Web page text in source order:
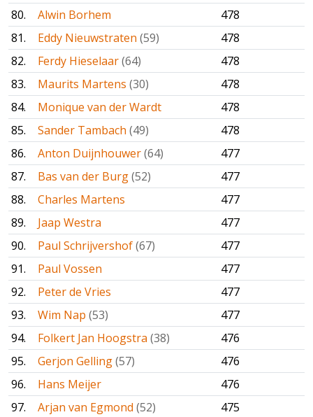
80. Alwin Borhem
478
81.
Eddy Nieuwstraten (59)
478
82.
Ferdy Hieselaar(64)
478
83.
Maurits Martens (30)
478
84.
Monique van der Wardt
478
85.
Sander Tambach (49)
478
86.
Anton Duijnhouwer(64)
477
87.
Bas van der Burg(52)
477
88.
Charles Martens
477
89.
Jaap Westra
477
90.
Paul Schrijvershof(67)
477
91.
Paul Vossen
477
92.
Peter de Vries
477
93.
Wim Nap (53)
477
94.
Folkert Jan Hoogstra (38)
476
95.
Gerjon Gelling(57)
476
96.
Hans Meijer
476
97.
Arjan van Egmond (52)
475